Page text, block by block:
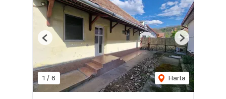
1 / 6 Harta
Previous Next